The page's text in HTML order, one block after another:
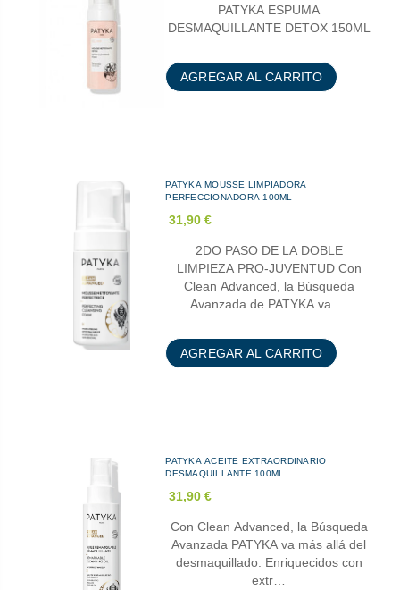
PATYKA ESPUMA
DESMAQUILLANTE DETOX 150ML
AGREGAR AL CARRITO
PATYKA MOUSSE LIMPIADORA
PERFECCIONADORA 100ML
31,90 €
2DO PASO DE LA DOBLE
LIMPIEZA PRO-JUVENTUD Con
Clean Advanced, la Búsqueda
Avanzada de PATYKA va …
AGREGAR AL CARRITO
PATYKA ACEITE EXTRAORDINARIO
DESMAQUILLANTE 100ML
31,90 €
Con Clean Advanced, la Búsqueda
Avanzada PATYKA va más allá del
desmaquillado. Enriquecidos con
extr…